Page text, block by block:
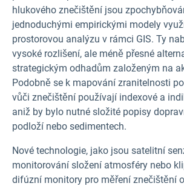
hlukového znečištění jsou
jednoduchými empirickými modely
prostorovou analýzu v rámci GIS. Ty
vysoké rozlišení, ale méně přesné
strategickým odhadům založeným na
Podobně se k mapování zranitelnosti
vůči znečištění používají indexové a
aniž by bylo nutné složité popisy
podloží nebo sedimentech.
Nové technologie, jako jsou satelitní
monitorování složení atmosféry nebo
difúzní monitory pro měření znečištění